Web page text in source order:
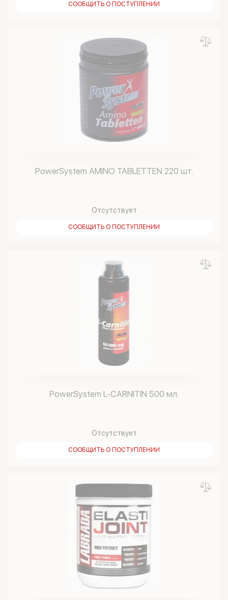
СООБЩИТЬ О ПОСТУПЛЕНИИ
PowerSystem AMINO TABLETTEN 220 шт.
Отсутствует
СООБЩИТЬ О ПОСТУПЛЕНИИ
PowerSystem L-CARNITIN 500 мл.
Отсутствует
СООБЩИТЬ О ПОСТУПЛЕНИИ